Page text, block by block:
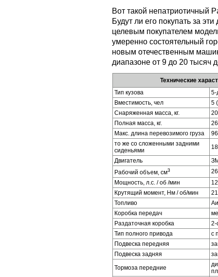
Вот такой непатриотичный
Будут ли его покупать за
целевым покупателем
умеренно состоятельный
новым отечественным
диапазоне от 9 до 20 тысяч
Технические
Тип кузова
5-
Вместимость, чел
5
Снаряженная масса, кг.
Полная масса, кг.
Макс. длина перевозимого груза
то же со сложенными задними
сиденьями
Двигатель
Рабочий объем, см3
Мощность, л.с. / об /мин
Крутящий момент, Нм / об/мин
Топливо
Коробка передач
Раздаточная коробка
2-
Тип полного привода
с
Подвеска передняя
Подвеска задняя
Тормоза передние